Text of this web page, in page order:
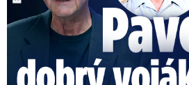
Vrah trpěl sklonem k
nekrosadismu